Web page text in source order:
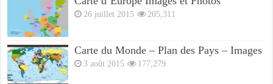
26 juillet 2015 205,311
Carte du Monde – Plan des Pays – Images
3 août 2015 177,279